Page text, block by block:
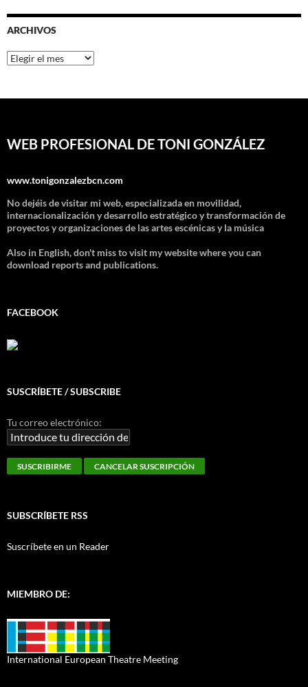
ARCHIVOS
Archivos
WEB PROFESIONAL DE TONI GONZÁLEZ
www.tonigonzalezbcn.com
No dejéis de visitar mi web, especializada en movilidad,
internacionalización y desarrollo estratégico y transformación de
proyectos y organizaciones de las artes escénicas y la música
Also in English, don't miss to visit my website where you can
download reports and publications.
FACEBOOK
SUSCRÍBETE / SUBSCRIBE
Tu correo electrónico:
SUBSCRÍBETE RSS
Suscríbete en un Reader
MIEMBRO DE:
International European Theatre Meeting